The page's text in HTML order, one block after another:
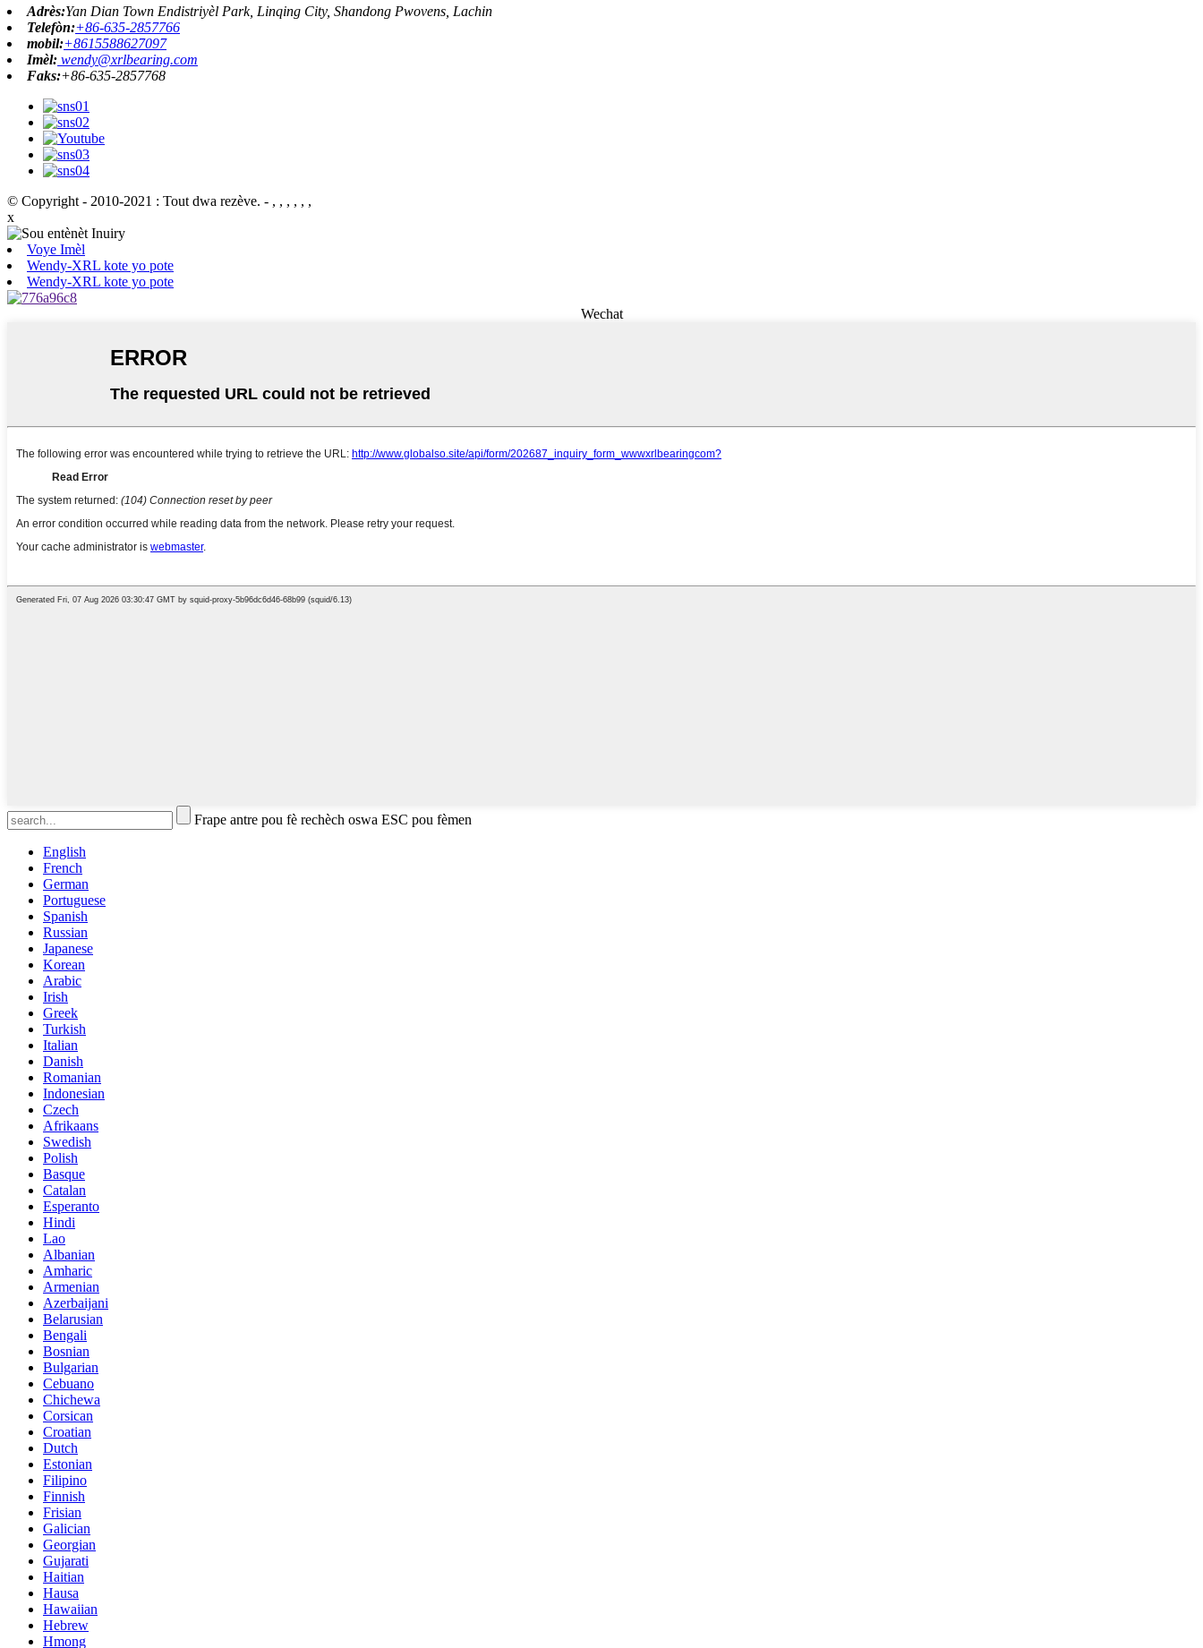
Adrès:Yan Dian Town Endistriyèl Park, Linqing City, Shandong Pwovens, Lachin
Telefòn:+86-635-2857766
mobil:+8615588627097
Imèl: wendy@xrlbearing.com
Faks:+86-635-2857768
© Copyright - 2010-2021 : Tout dwa rezève. - , , , , , ,
x
Voye Imèl
Wendy-XRL kote yo pote
Wendy-XRL kote yo pote
Wechat
Frape antre pou fè rechèch oswa ESC pou fèmen
English
French
German
Portuguese
Spanish
Russian
Japanese
Korean
Arabic
Irish
Greek
Turkish
Italian
Danish
Romanian
Indonesian
Czech
Afrikaans
Swedish
Polish
Basque
Catalan
Esperanto
Hindi
Lao
Albanian
Amharic
Armenian
Azerbaijani
Belarusian
Bengali
Bosnian
Bulgarian
Cebuano
Chichewa
Corsican
Croatian
Dutch
Estonian
Filipino
Finnish
Frisian
Galician
Georgian
Gujarati
Haitian
Hausa
Hawaiian
Hebrew
Hmong